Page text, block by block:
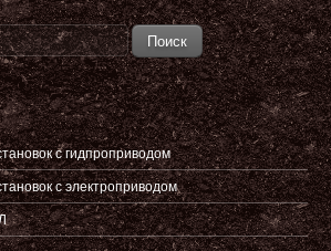
Поиск
с гидпроприводом
с электроприводом